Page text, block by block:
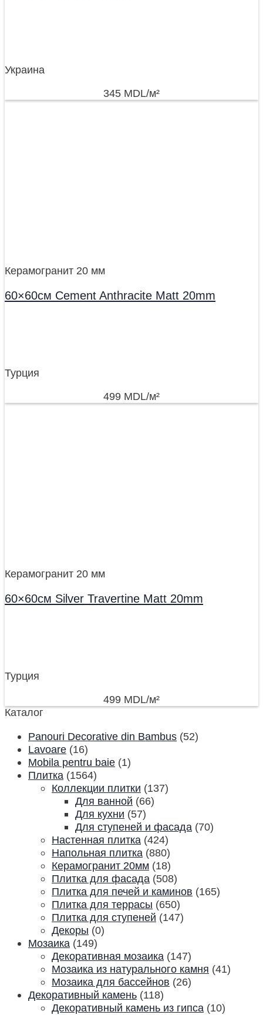
Украина
345 MDL/м²
Керамогранит 20 мм
60×60см Cement Anthracite Matt 20mm
Турция
499 MDL/м²
Керамогранит 20 мм
60×60см Silver Travertine Matt 20mm
Турция
499 MDL/м²
Каталог
Panouri Decorative din Bambus (52)
Lavoare (16)
Mobila pentru baie (1)
Плитка (1564)
Коллекции плитки (137)
Для ванной (66)
Для кухни (57)
Для ступеней и фасада (70)
Настенная плитка (424)
Напольная плитка (880)
Керамогранит 20мм (18)
Плитка для фасада (508)
Плитка для печей и каминов (165)
Плитка для террасы (650)
Плитка для ступеней (147)
Декоры (0)
Мозаика (149)
Декоративная мозаика (147)
Мозаика из натурального камня (41)
Мозаика для бассейнов (26)
Декоративный камень (118)
Декоративный камень из гипса (10)